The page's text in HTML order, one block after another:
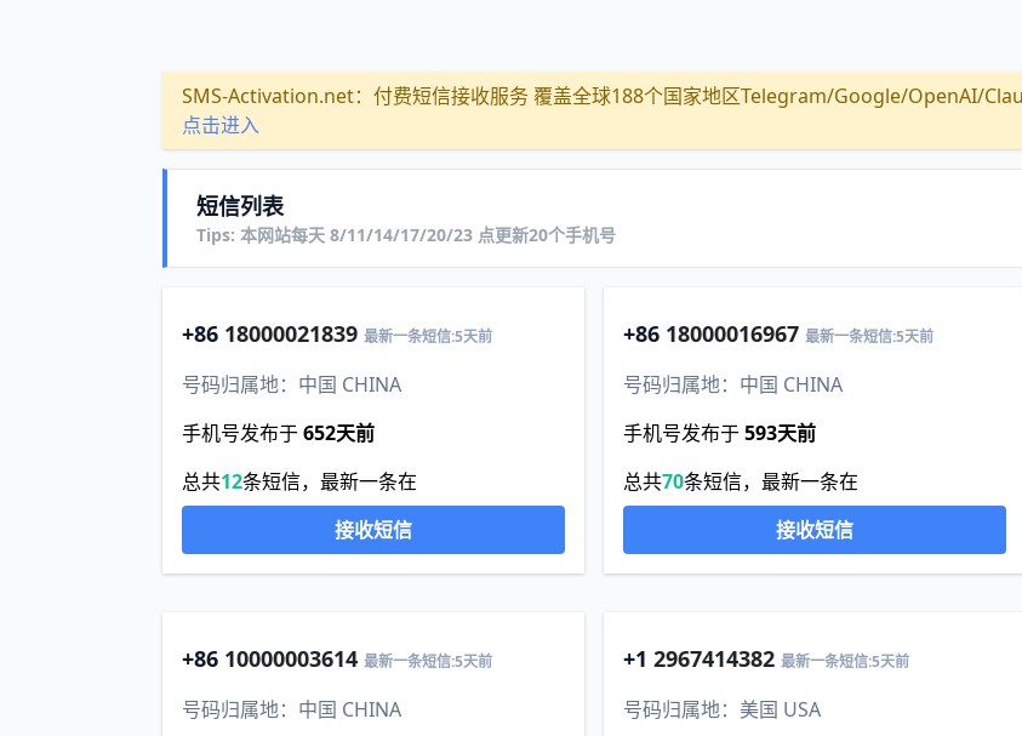
SMS-Activation.net：付费短信接收服务 覆盖全球188个国家地区Telegram/Google/OpenAI/
点击进入
短信列表
Tips: 本网站每天 8/11/14/17/20/23 点更新20个手机号
+86 18000021839 最新一条短信:5天前
号码归属地：中国 CHINA
手机号发布于652天前
总共12条短信，最新一条在
接收短信
+86 18000016967 最新一条短信:5天前
号码归属地：中国 CHINA
手机号发布于593天前
总共70条短信，最新一条在
接收短信
+86 10000003614 最新一条短信:5天前
号码归属地：中国 CHINA
+1 2967414382 最新一条短信:5天前
号码归属地：美国 USA